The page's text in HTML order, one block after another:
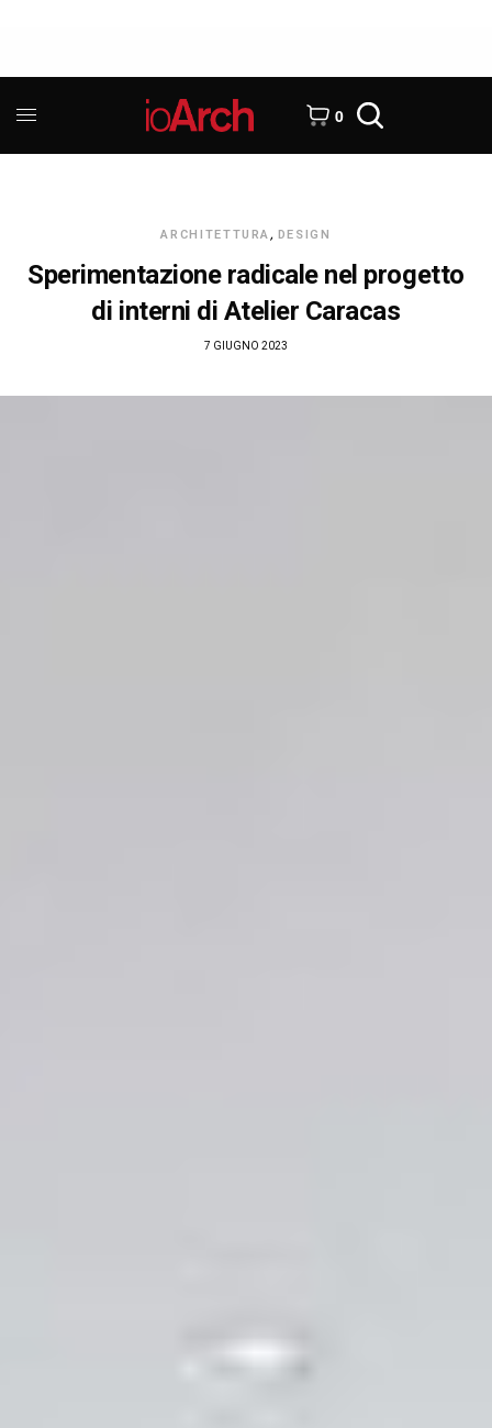
0
ARCHITETTURA, DESIGN
Sperimentazione radicale nel progetto
di interni di Atelier Caracas
7 GIUGNO 2023